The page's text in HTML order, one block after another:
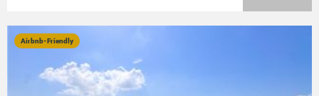
Airbnb-Friendly